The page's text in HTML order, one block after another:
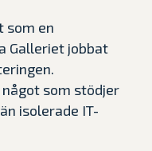
som en
Galleriet jobbat
som stödjer
isolerade IT-